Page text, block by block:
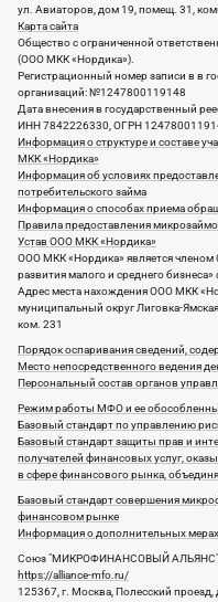
ул. Авиаторов, дом 19, помещ. 31,
Карта сайта
Общество с ограниченной
(ООО МКК «Нордика»).
Регистрационный номер записи в в
организаций: №1247800119148
Дата внесения в государственный
ИНН 7842226330, ОГРН
Информация о структуре и составе
МКК «Нордика»
Информация об условиях
потребительского займа
Информация о способах приема
Правила предоставления
Устав ООО МКК «Нордика»
ООО МКК «Нордика» является
развития малого и среднего бизнеса»
Адрес места нахождения ООО МКК
муниципальный округ Лиговка-
ком. 231
Порядок оспаривания сведений,
Место непосредственного ведения
Персональный состав органов
Режим работы МФО и ее
Базовый стандарт по управлению
Базовый стандарт защиты прав и
получателей финансовых услуг,
в сфере финансового рынка,
Базовый стандарт совершения
финансовом рынке
Информация о дополнительных
Союз "МИКРОФИНАНСОВЫЙ АЛЬЯНС"
https://alliance-mfo.ru/
125367, г. Москва, Полесский проезд,